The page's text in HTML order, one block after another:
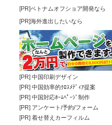
[PR]ベトナムオフショア開発なら
[PR]海外進出したいなら
[PR] 中国印刷デザイン
[PR] 中国効率的ｸﾛｽﾒﾃﾞｨｱ提案
[PR] 中国対応ﾎｰﾑﾍﾟｰｼﾞ制作
[PR] アンケート/予約/フォーム
[PR] 着せ替えカーフィルム